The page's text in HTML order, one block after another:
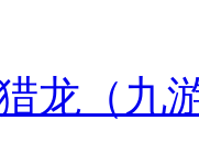
龙（九